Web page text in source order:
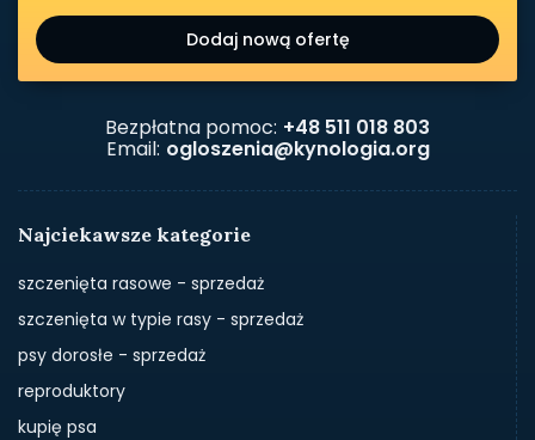
Dodaj nową ofertę
Bezpłatna pomoc: +48 511 018 803
Email: ogloszenia@kynologia.org
Najciekawsze kategorie
szczenięta rasowe - sprzedaż
szczenięta w typie rasy - sprzedaż
psy dorosłe - sprzedaż
reproduktory
kupię psa